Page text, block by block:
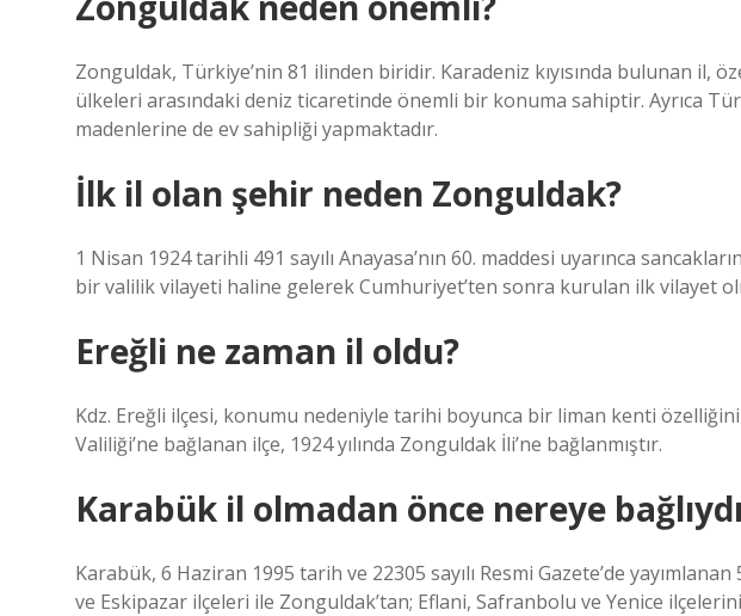
Zonguldak, Türkiye’nin 81 ilinden biridir. Karadeniz kıyısında bulunan il,
ülkeleri arasındaki deniz ticaretinde önemli bir konuma sahiptir. Ayrıca
madenlerine de ev sahipliği yapmaktadır.
İlk il olan şehir neden Zonguldak?
1 Nisan 1924 tarihli 491 sayılı Anayasa’nın 60. maddesi uyarınca
bir valilik vilayeti haline gelerek Cumhuriyet’ten sonra kurulan ilk vilayet
Ereğli ne zaman il oldu?
Kdz. Ereğli ilçesi, konumu nedeniyle tarihi boyunca bir liman kenti
Valiliği’ne bağlanan ilçe, 1924 yılında Zonguldak İli’ne bağlanmıştır.
Karabük il olmadan önce nereye
Karabük, 6 Haziran 1995 tarih ve 22305 sayılı Resmi Gazete’de yayımlanan
ve Eskipazar ilçeleri ile Zonguldak’tan; Eflani, Safranbolu ve Yenice